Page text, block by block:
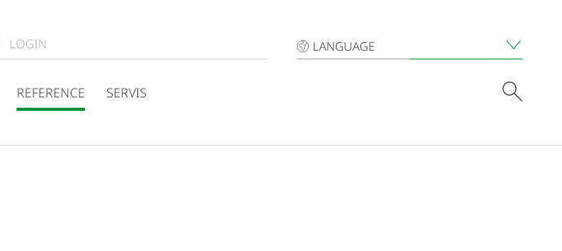
LOGIN LANGUAGE
REFERENCE SERVIS